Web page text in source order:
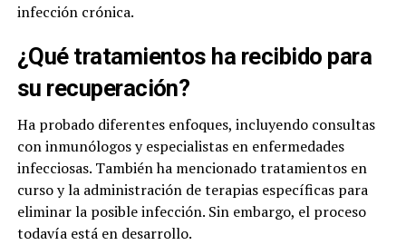
infección crónica.
¿Qué tratamientos ha recibido para
su recuperación?
Ha probado diferentes enfoques, incluyendo consultas
con inmunólogos y especialistas en enfermedades
infecciosas. También ha mencionado tratamientos en
curso y la administración de terapias específicas para
eliminar la posible infección. Sin embargo, el proceso
todavía está en desarrollo.